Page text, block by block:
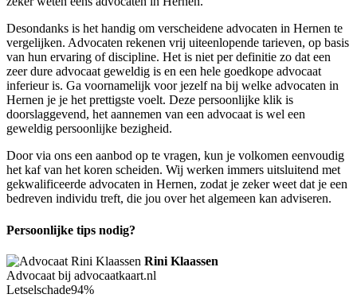
Desondanks is het handig om verscheidene advocaten in Hernen te
vergelijken. Advocaten rekenen vrij uiteenlopende tarieven, op basis
van hun ervaring of discipline. Het is niet per definitie zo dat een
zeer dure advocaat geweldig is en een hele goedkope advocaat
inferieur is. Ga voornamelijk voor jezelf na bij welke advocaten in
Hernen je je het prettigste voelt. Deze persoonlijke klik is
doorslaggevend, het aannemen van een advocaat is wel een
geweldig persoonlijke bezigheid.
Door via ons een aanbod op te vragen, kun je volkomen eenvoudig
het kaf van het koren scheiden. Wij werken immers uitsluitend met
gekwalificeerde advocaten in Hernen, zodat je zeker weet dat je een
bedreven individu treft, die jou over het algemeen kan adviseren.
Persoonlijke tips nodig?
Rini Klaassen
Advocaat bij advocaatkaart.nl
Letselschade94%